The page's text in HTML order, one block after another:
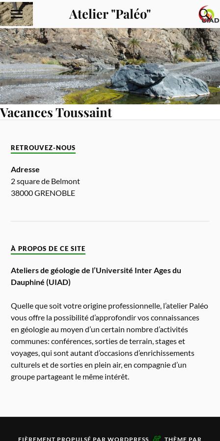
Atelier "Paléo"
Vacances Toussaint
RETROUVEZ-NOUS
Adresse
2 square de Belmont
38000 GRENOBLE
À PROPOS DE CE SITE
Ateliers de géologie de l’Université Inter Ages du
Dauphiné (UIAD)
Quelle que soit votre origine professionnelle, l’atelier Paléo
vous offre la possibilité d’approfondir vos connaissances
en géologie au moyen d’un certain nombre d’activités
communes: conférences, sorties de terrain, stages et
voyages, qui sont autant d’occasions d’enrichissements
culturels et de sorties en plein air, en compagnie d’un
groupe partageant le même intérêt.
FIÈREMENT PROPULSÉ PAR WORDPRESS THÈME PAR